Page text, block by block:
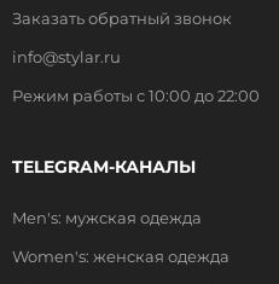
Заказать обратный звонок
info@stylar.ru
Режим работы с 10:00 до 22:00
TELEGRAM-КАНАЛЫ
Men's: мужская одежда
Women's: женская одежда